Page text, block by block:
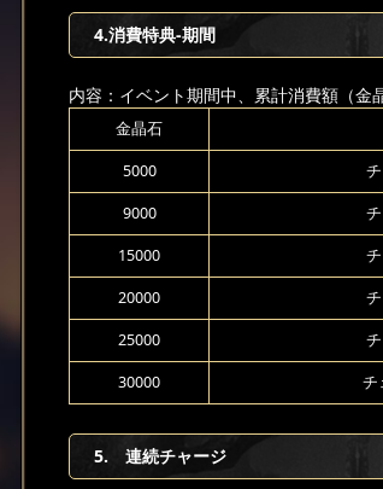
4.消費特典-期間
内容：イベント期間中、累計消費額（
金晶石
5000
9000
15000
20000
25000
30000 チ
5. 連続チャージ